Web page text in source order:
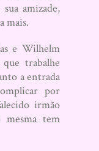
amizade,
mais.
e Wilhelm
trabalhe
a entrada
por
irmão
tem